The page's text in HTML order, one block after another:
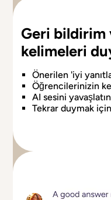
Geri bildirim
kelimeleri
Önerilen 'iyi
Öğrencilerinizin
AI sesini yavaşlatın
Tekrar duymak